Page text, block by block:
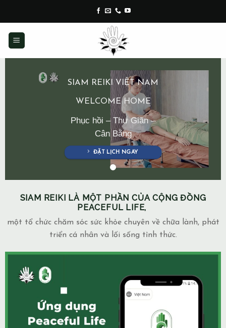
content
SIAM REIKI VIỆT NAM
WELCOME HOME
Phục hồi – Thư Giãn –
Cân Bằng
ĐẶT LỊCH NGAY
SIAM REIKI LÀ MỘT PHẦN CỦA CỘNG ĐỒNG
PEACEFUL LIFE,
một tổ chức chăm sóc sức khỏe chuyên về chữa lành, phát
triển cá nhân và lối sống tỉnh thức.